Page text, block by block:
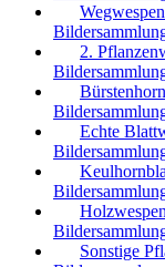
2.
Echte
Sonstige